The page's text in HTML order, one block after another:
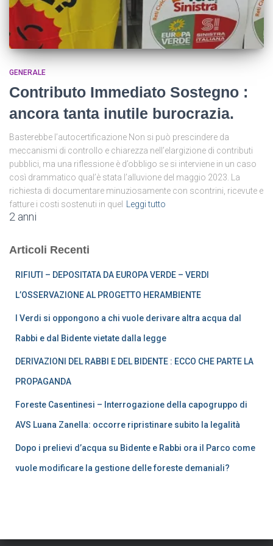
GENERALE
Contributo Immediato Sostegno :
ancora tanta inutile burocrazia.
Basterebbe l’autocertificazione Non si può prescindere da
meccanismi di controllo e chiarezza nell’elargizione di contributi
pubblici, ma una riflessione è d’obbligo se si interviene in un caso
così drammatico qual’è stata l’alluvione del maggio 2023. La
richiesta di documentare minuziosamente con scontrini, ricevute e
fatture i costi sostenuti in quel
Leggi tutto
2 anni
Articoli Recenti
RIFIUTI – DEPOSITATA DA EUROPA VERDE – VERDI
L’OSSERVAZIONE AL PROGETTO HERAMBIENTE
I Verdi si oppongono a chi vuole derivare altra acqua dal
Rabbi e dal Bidente vietate dalla legge
DERIVAZIONI DEL RABBI E DEL BIDENTE : ECCO CHE PARTE LA
PROPAGANDA
Foreste Casentinesi – Interrogazione della capogruppo di
AVS Luana Zanella: occorre ripristinare subito la legalità
Dopo i prelievi d’acqua su Bidente e Rabbi ora il Parco come
vuole modificare la gestione delle foreste demaniali?